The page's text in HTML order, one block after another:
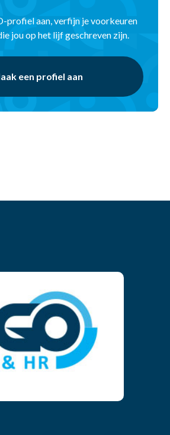
profiel aan, verfijn je voorkeuren
jou op het lijf geschreven zijn.
een profiel aan